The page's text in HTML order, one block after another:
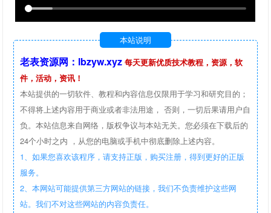
本站说明
老表资源网：lbzyw.xyz 每天更新优质技术教程，资源，软
件，活动，资讯！
本站提供的一切软件、教程和内容信息仅限用于学习和研究目的；
不得将上述内容用于商业或者非法用途， 否则，一切后果请用户自
负。本站信息来自网络，版权争议与本站无关。您必须在下载后的
24个小时之内 ，从您的电脑或手机中彻底删除上述内容。
1、如果您喜欢该程序，请支持正版，购买注册，得到更好的正版
服务。
2、本网站可能提供第三方网站的链接，我们不负责维护这些网
站。我们不对这些网站的内容负责任。